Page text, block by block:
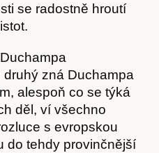
se radostně hroutí
zná Duchampa
alespoň co se týká
děl, ví všechno
s evropskou
do tehdy provinčnější